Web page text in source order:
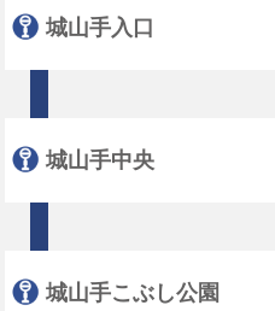
城山手入口
城山手中央
城山手こぶし公園